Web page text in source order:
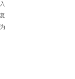
入
复
为